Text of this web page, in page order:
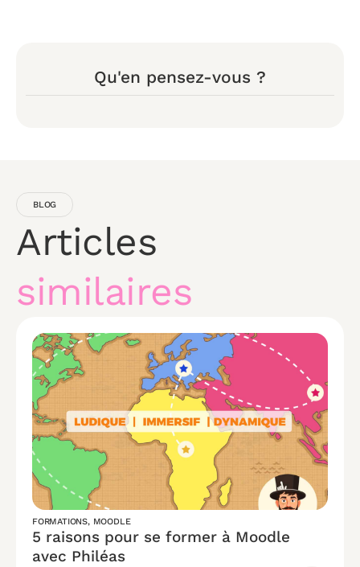
Qu'en pensez-vous ?
BLOG
Articles
similaires
FORMATIONS, MOODLE
5 raisons pour se former à Moodle
avec Philéas